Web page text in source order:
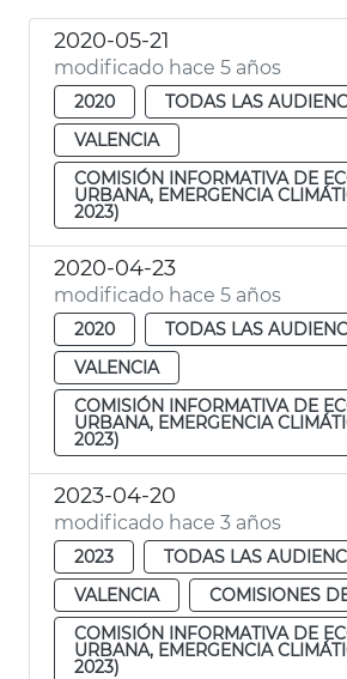
2020-05-21
modificado hace 5 años
2020
TODAS LAS
VALENCIA
COMISIÓN INFORMATIVA DE
URBANA, EMERGENCIA
2023)
2020-04-23
modificado hace 5 años
2020
TODAS LAS
VALENCIA
COMISIÓN INFORMATIVA DE
URBANA, EMERGENCIA
2023)
2023-04-20
modificado hace 3 años
2023
TODAS LAS
VALENCIA
COMISIONES
COMISIÓN INFORMATIVA DE
URBANA, EMERGENCIA
2023)